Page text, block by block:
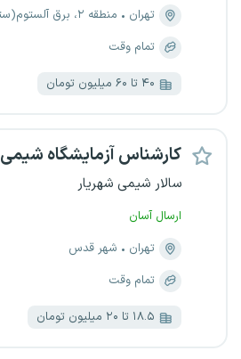
تهران
منطقه ۲، برق آلستوم(ستارخان)
تمام وقت
۴۰ تا ۶۰ میلیون تومان
کارشناس آزمایشگاه شیمی
سالار شیمی شهریار
ارسال آسان
تهران
شهر قدس
تمام وقت
۱۸.۵ تا ۲۰ میلیون تومان